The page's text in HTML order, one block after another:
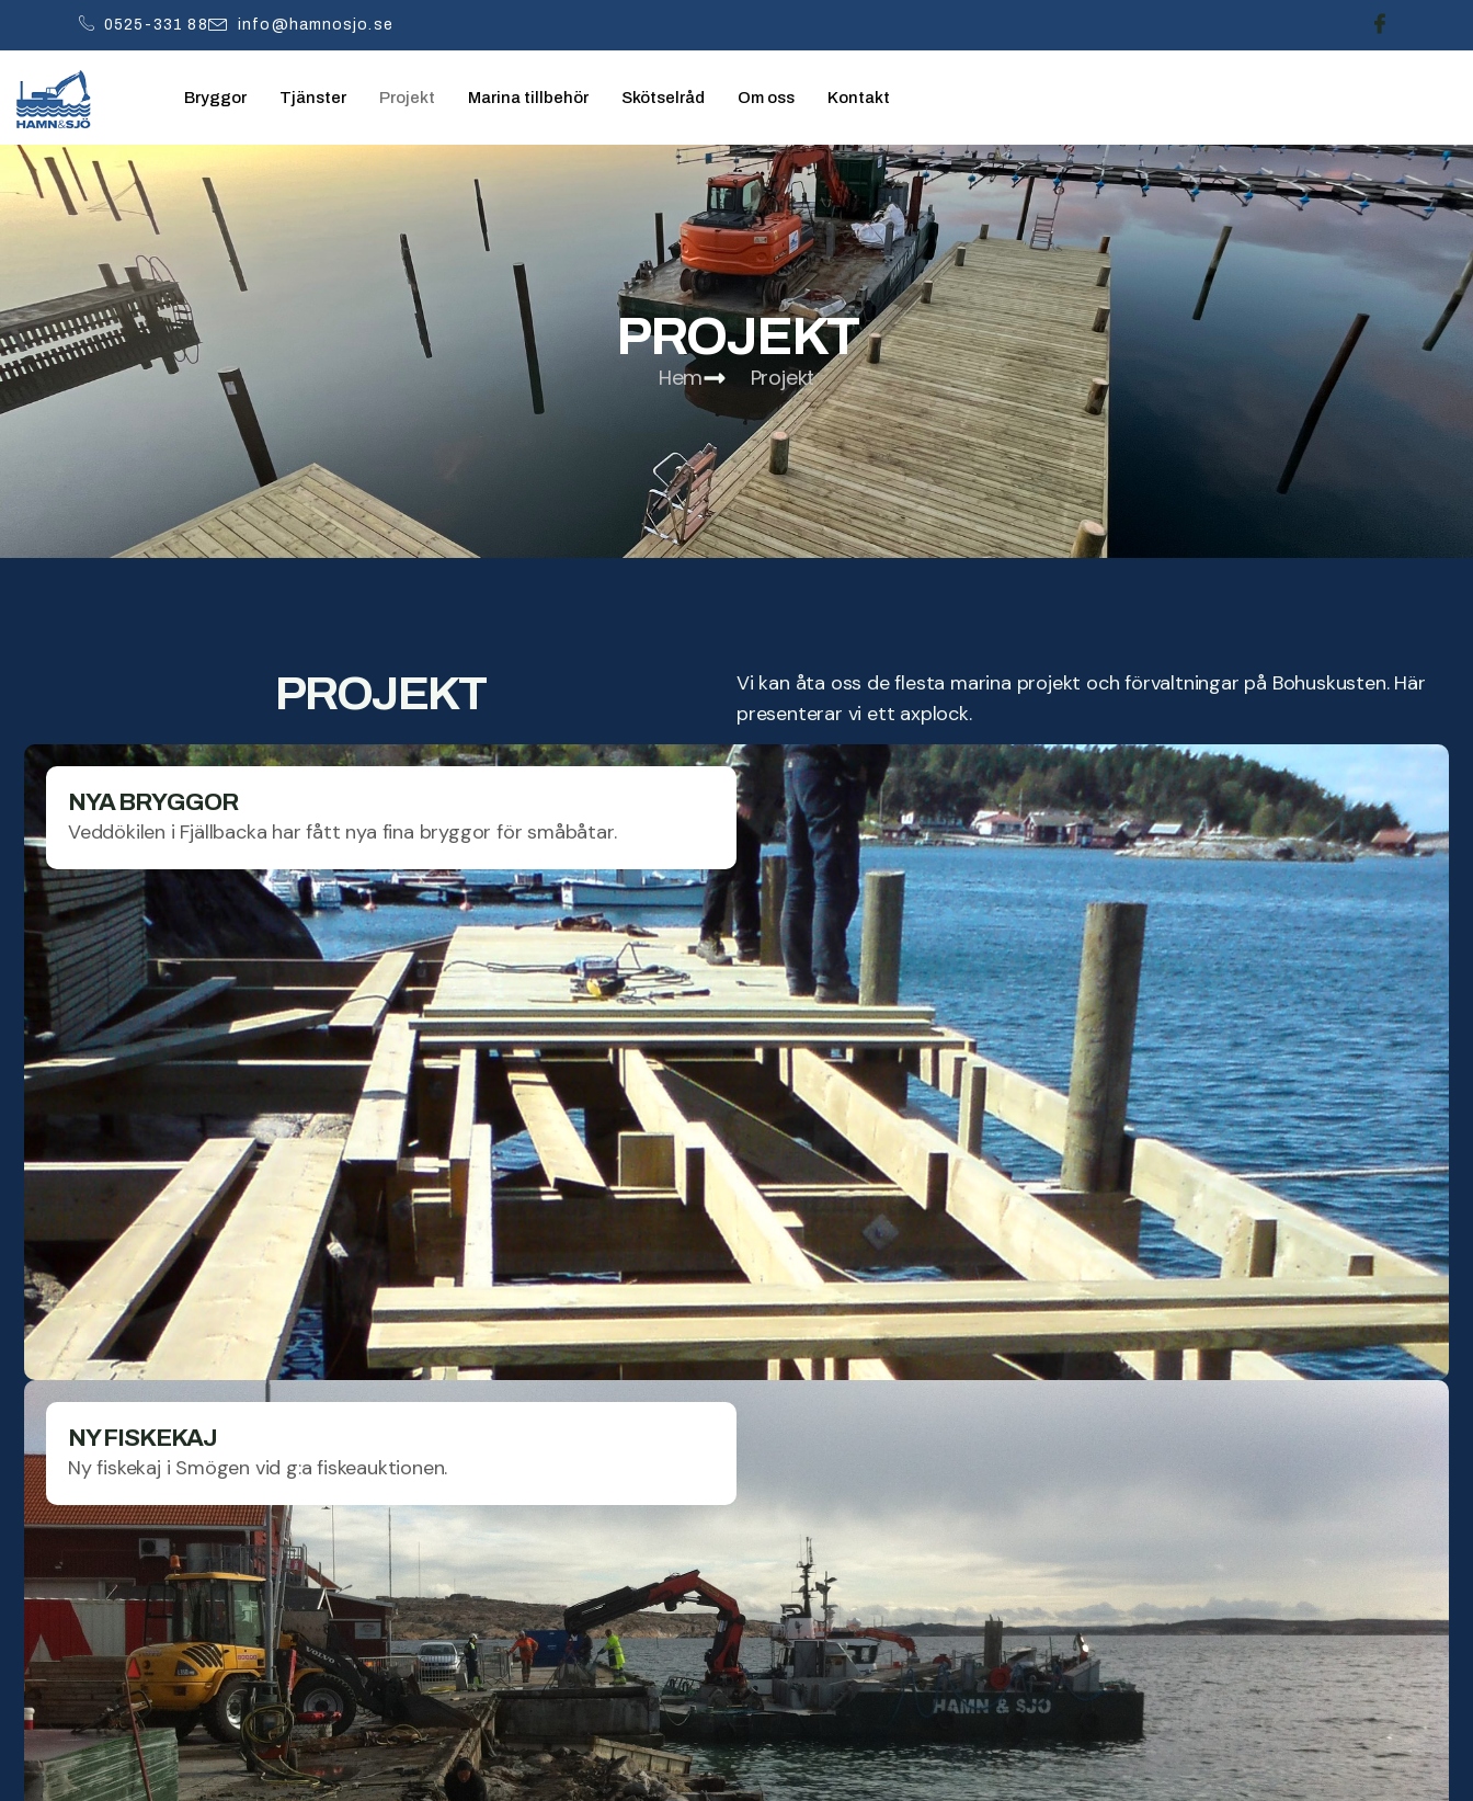
0525-331 88 info@hamnosjo.se
Bryggor Tjänster Projekt Marina tillbehör Skötselråd Om oss Kontakt
PROJEKT
Hem Projekt
PROJEKT
Vi kan åta oss de flesta marina projekt och förvaltningar på Bohuskusten. Här
presenterar vi ett axplock.
NYA BRYGGOR
Veddökilen i Fjällbacka har fått nya fina bryggor för småbåtar.
NY FISKEKAJ
Ny fiskekaj i Smögen vid g:a fiskeauktionen.